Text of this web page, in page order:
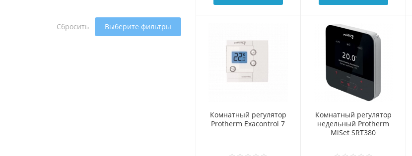
Сбросить Выберите фильтры
Комнатный регулятор
Protherm Exacontrol 7
Комнатный регулятор
недельный Protherm
MiSet SRT380